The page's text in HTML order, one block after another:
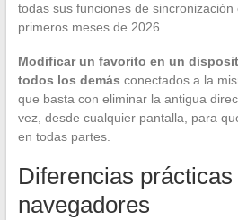
todas sus funciones de
primeros meses de 2026.
Modificar un favorito en un
todos los demás conectados a la
que basta con eliminar la antigua
vez, desde cualquier pantalla, para
en todas partes.
Diferencias
navegadores